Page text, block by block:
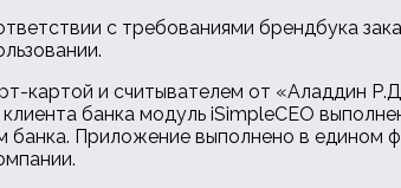
с требованиями брендбука
картой и считывателем от «Аладдин
банка модуль iSimpleCEO
Приложение выполнено в едином